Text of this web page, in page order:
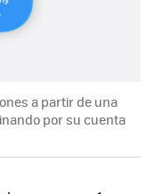
a partir de una
por su cuenta